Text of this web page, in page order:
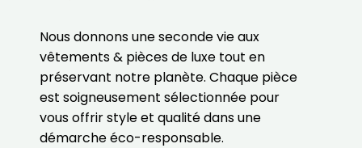
Nous donnons une seconde vie aux
vêtements & pièces de luxe tout en
préservant notre planète. Chaque pièce
est soigneusement sélectionnée pour
vous offrir style et qualité dans une
démarche éco-responsable.